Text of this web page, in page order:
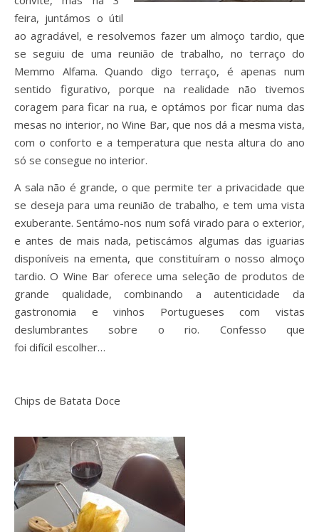
feira, juntámos o útil
ao agradável, e resolvemos fazer um almoço tardio, que
se seguiu de uma reunião de trabalho, no terraço do
Memmo Alfama. Quando digo terraço, é apenas num
sentido figurativo, porque na realidade não tivemos
coragem para ficar na rua, e optámos por ficar numa das
mesas no interior, no Wine Bar, que nos dá a mesma vista,
com o conforto e a temperatura que nesta altura do ano
só se consegue no interior.
A sala não é grande, o que permite ter a privacidade que
se deseja para uma reunião de trabalho, e tem uma vista
exuberante. Sentámo-nos num sofá virado para o exterior,
e antes de mais nada, petiscámos algumas das iguarias
disponíveis na ementa, que constituíram o nosso almoço
tardio.O Wine Bar oferece uma seleção de produtos de
grande qualidade, combinando a autenticidade da
gastronomia e vinhos Portugueses com vistas
deslumbrantes sobre o rio. Confesso que
foi difícil escolher…
Chips de Batata Doce